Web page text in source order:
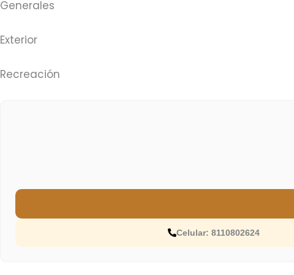
Generales
Exterior
Recreación
Celular: 8110802624